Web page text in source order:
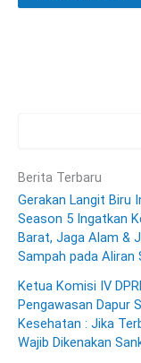
Berita Terbaru
Gerakan Langit Biru
Season 5 Ingatkan
Barat, Jaga Alam &
Sampah pada Aliran
Ketua Komisi IV
Pengawasan Dapur
Kesehatan : Jika
Wajib Dikenakan